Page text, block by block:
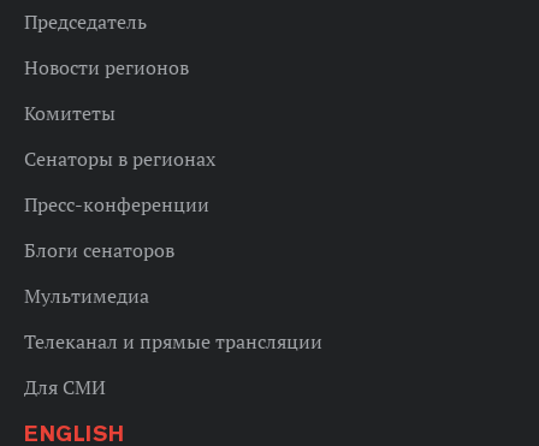
Председатель
Новости регионов
Комитеты
Сенаторы в регионах
Пресс-конференции
Блоги сенаторов
Мультимедиа
Телеканал и прямые трансляции
Для СМИ
ENGLISH